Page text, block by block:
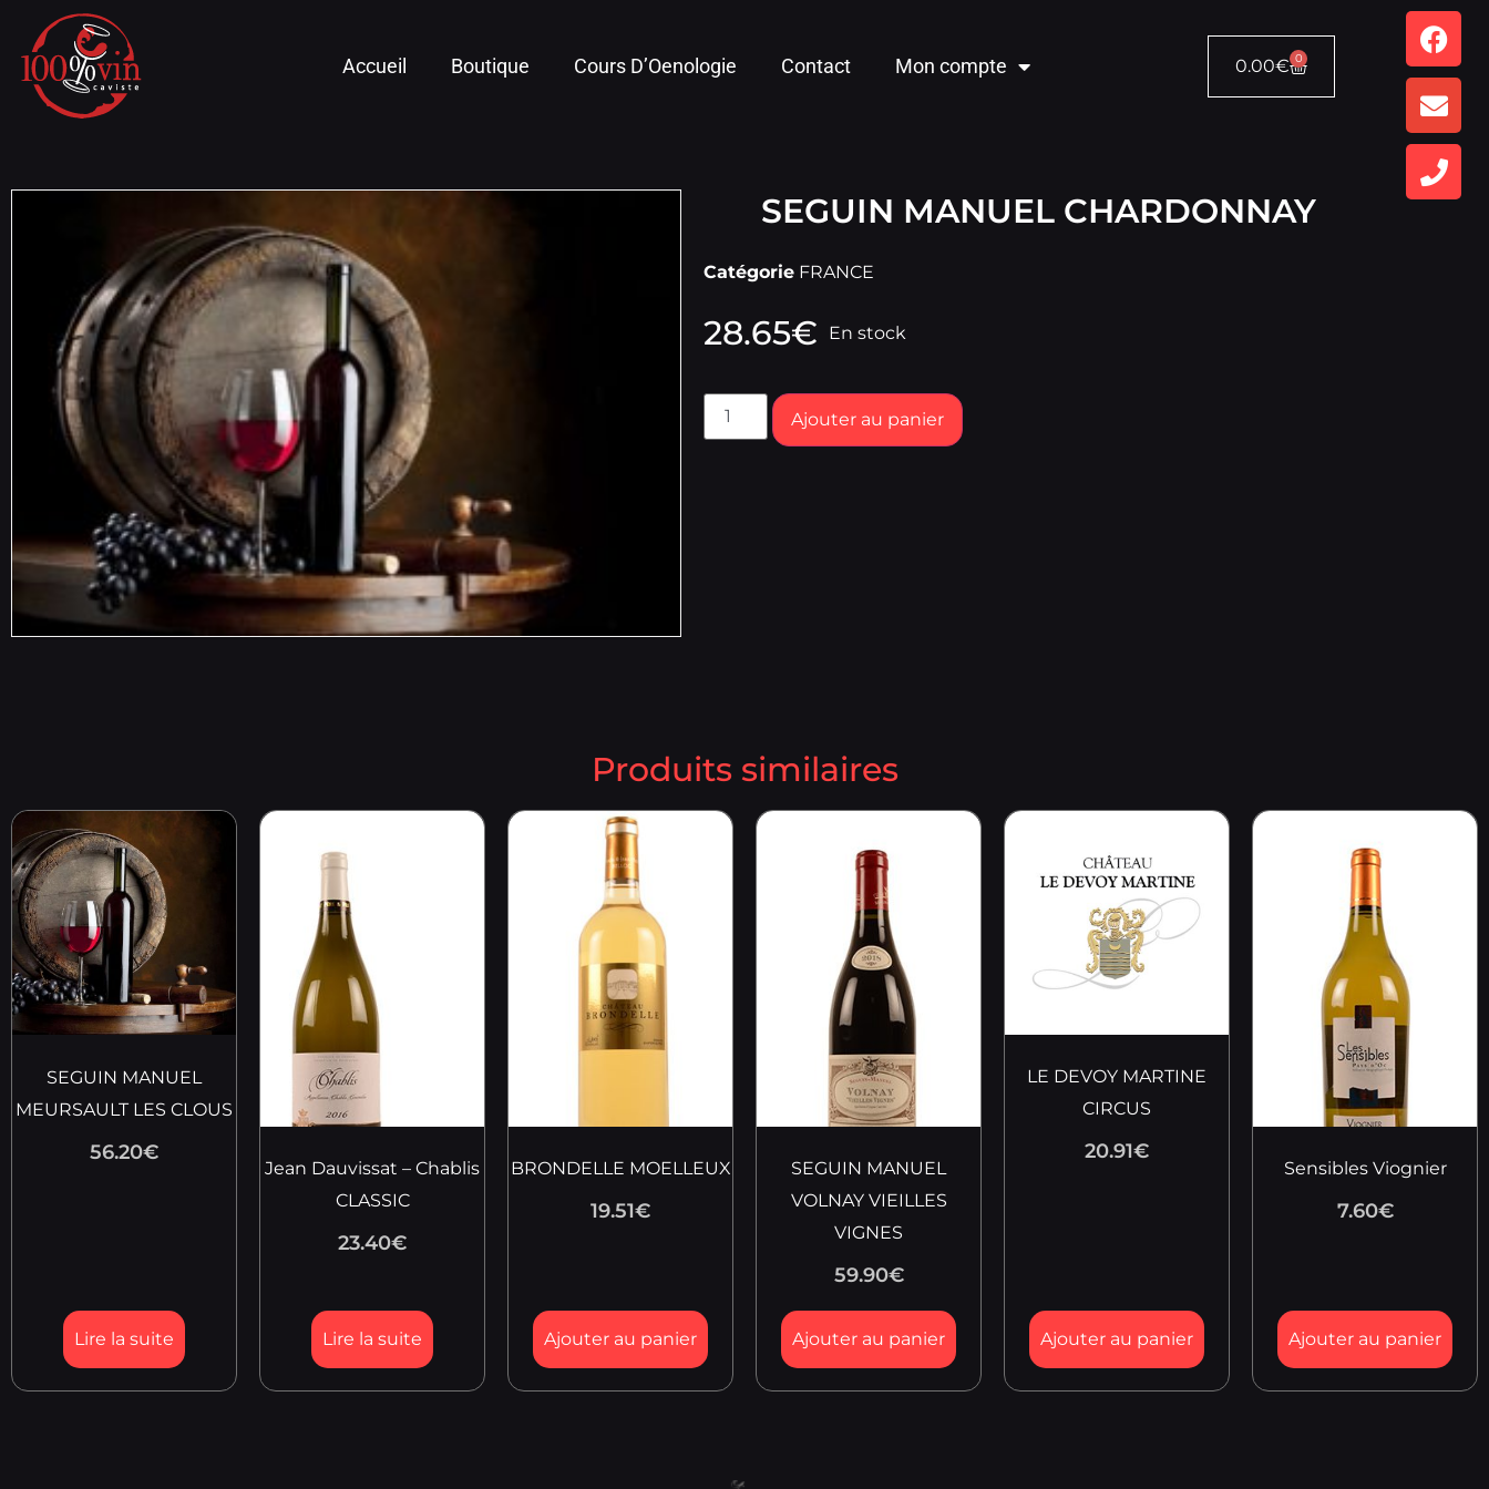
Accueil Boutique Cours D’Oenologie Contact Mon compte 0.00€ 0
SEGUIN MANUEL CHARDONNAY
Catégorie FRANCE
28.65€ En stock
Ajouter au panier
Produits similaires
SEGUIN MANUEL
MEURSAULT LES CLOUS
56.20€
Lire la suite
Jean Dauvissat – Chablis
CLASSIC
23.40€
Lire la suite
BRONDELLE MOELLEUX
19.51€
Ajouter au panier
SEGUIN MANUEL
VOLNAY VIEILLES
VIGNES
59.90€
Ajouter au panier
LE DEVOY MARTINE
CIRCUS
20.91€
Ajouter au panier
Sensibles Viognier
7.60€
Ajouter au panier